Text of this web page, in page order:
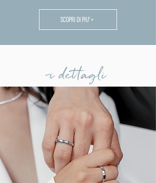
SCOPRI DI PIU' >
i dettagli